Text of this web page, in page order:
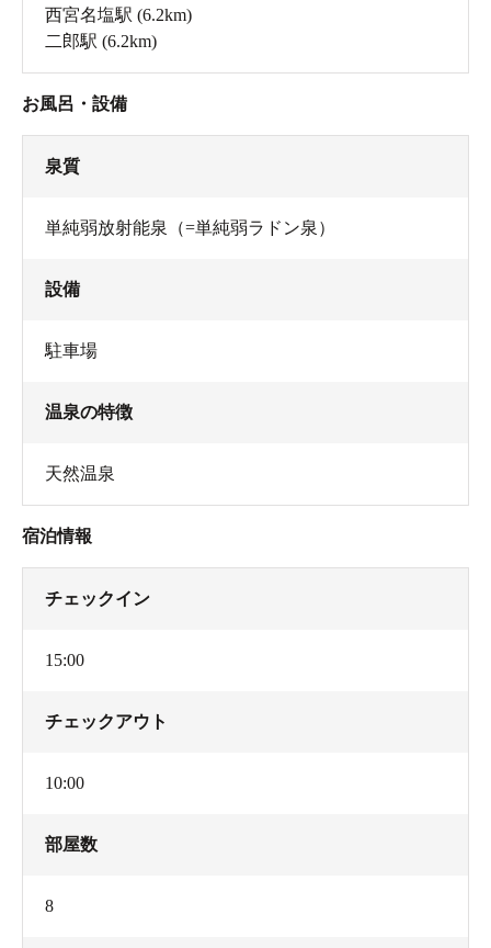
西宮名塩駅 (6.2km)
二郎駅 (6.2km)
お風呂・設備
泉質
単純弱放射能泉（=単純弱ラドン泉）
設備
駐車場
温泉の特徴
天然温泉
宿泊情報
チェックイン
15:00
チェックアウト
10:00
部屋数
8